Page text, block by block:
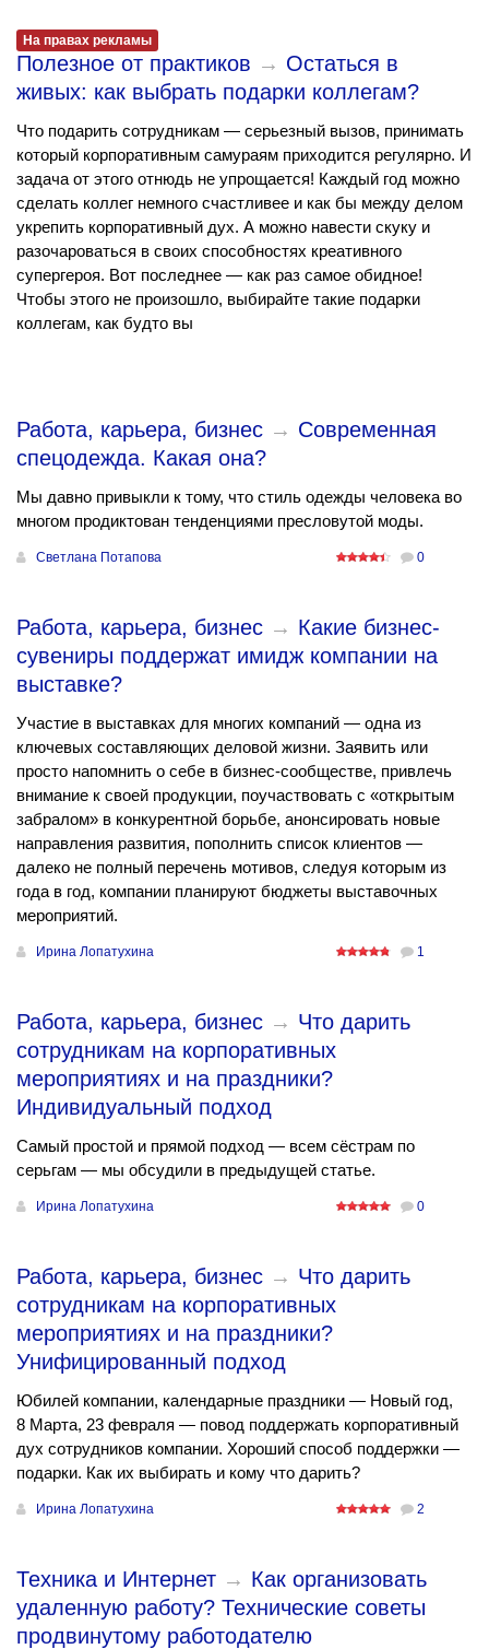
На правах рекламы
Полезное от практиков → Остаться в
живых: как выбрать подарки коллегам?
Что подарить сотрудникам — серьезный вызов, принимать
который корпоративным самураям приходится регулярно. И
задача от этого отнюдь не упрощается! Каждый год можно
сделать коллег немного счастливее и как бы между делом
укрепить корпоративный дух. А можно навести скуку и
разочароваться в своих способностях креативного
супергероя. Вот последнее — как раз самое обидное!
Чтобы этого не произошло, выбирайте такие подарки
коллегам, как будто вы
Работа, карьера, бизнес → Современная
спецодежда. Какая она?
Мы давно привыкли к тому, что стиль одежды человека во
многом продиктован тенденциями пресловутой моды.
Светлана Потапова 0
Работа, карьера, бизнес → Какие бизнес-
сувениры поддержат имидж компании на
выставке?
Участие в выставках для многих компаний — одна из
ключевых составляющих деловой жизни. Заявить или
просто напомнить о себе в бизнес-сообществе, привлечь
внимание к своей продукции, поучаствовать с «открытым
забралом» в конкурентной борьбе, анонсировать новые
направления развития, пополнить список клиентов —
далеко не полный перечень мотивов, следуя которым из
года в год, компании планируют бюджеты выставочных
мероприятий.
Ирина Лопатухина 1
Работа, карьера, бизнес → Что дарить
сотрудникам на корпоративных
мероприятиях и на праздники?
Индивидуальный подход
Самый простой и прямой подход — всем сёстрам по
серьгам — мы обсудили в предыдущей статье.
Ирина Лопатухина 0
Работа, карьера, бизнес → Что дарить
сотрудникам на корпоративных
мероприятиях и на праздники?
Унифицированный подход
Юбилей компании, календарные праздники — Новый год,
8 Марта, 23 февраля — повод поддержать корпоративный
дух сотрудников компании. Хороший способ поддержки —
подарки. Как их выбирать и кому что дарить?
Ирина Лопатухина 2
Техника и Интернет → Как организовать
удаленную работу? Технические советы
продвинутому работодателю